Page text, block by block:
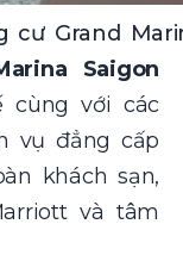
Grand
Saigon
với các
vụ đẳng cấp
khách sạn,
và tâm